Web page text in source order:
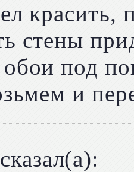
красить,
стены
под
и
сказал(а):